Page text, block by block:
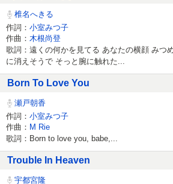
椎名へきる
作詞： 小室みつ子
作曲： 木根尚登
歌詞：遠くの何かを見てる あなたの横顔 みつ
に消えそうで そっと腕に触れた...
Born To Love You
瀬戸朝香
作詞： 小室みつ子
作曲： M Rie
歌詞：Born to love you, babe,...
Trouble In Heaven
宇都宮隆